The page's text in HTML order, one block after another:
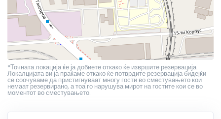
*Точната локација ќе ја добиете откако ќе извршите резервација.
Локалцијата ви ја праќаме откако ќе потврдите резервација бидејќи
се соочуваме да пристигнуваат многу гости во сместувањето кои
немаат резервирано, а тоа го нарушува мирот на гостите кои се во
моментот во сместувањето.